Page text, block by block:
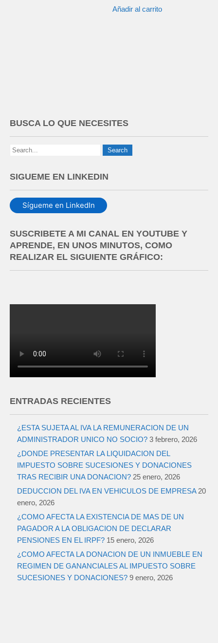
Añadir al carrito
BUSCA LO QUE NECESITES
SIGUEME EN LINKEDIN
Sígueme en LinkedIn
SUSCRIBETE A MI CANAL EN YOUTUBE Y
APRENDE, EN UNOS MINUTOS, COMO
REALIZAR EL SIGUIENTE GRÁFICO:
ENTRADAS RECIENTES
¿ESTA SUJETA AL IVA LA REMUNERACION DE UN
ADMINISTRADOR UNICO NO SOCIO? 3 febrero, 2026
¿DONDE PRESENTAR LA LIQUIDACION DEL
IMPUESTO SOBRE SUCESIONES Y DONACIONES
TRAS RECIBIR UNA DONACION? 25 enero, 2026
DEDUCCION DEL IVA EN VEHICULOS DE EMPRESA 20
enero, 2026
¿COMO AFECTA LA EXISTENCIA DE MAS DE UN
PAGADOR A LA OBLIGACION DE DECLARAR
PENSIONES EN EL IRPF? 15 enero, 2026
¿COMO AFECTA LA DONACION DE UN INMUEBLE EN
REGIMEN DE GANANCIALES AL IMPUESTO SOBRE
SUCESIONES Y DONACIONES? 9 enero, 2026